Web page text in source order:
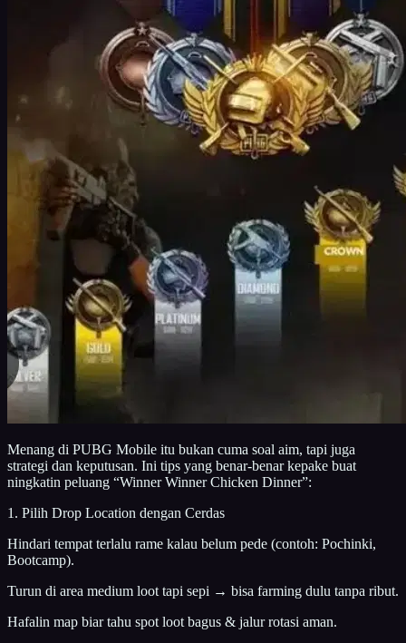
Menang di PUBG Mobile itu bukan cuma soal aim, tapi juga
strategi dan keputusan. Ini tips yang benar-benar kepake buat
ningkatin peluang “Winner Winner Chicken Dinner”:
1. Pilih Drop Location dengan Cerdas
Hindari tempat terlalu rame kalau belum pede (contoh: Pochinki,
Bootcamp).
Turun di area medium loot tapi sepi → bisa farming dulu tanpa ribut.
Hafalin map biar tahu spot loot bagus & jalur rotasi aman.